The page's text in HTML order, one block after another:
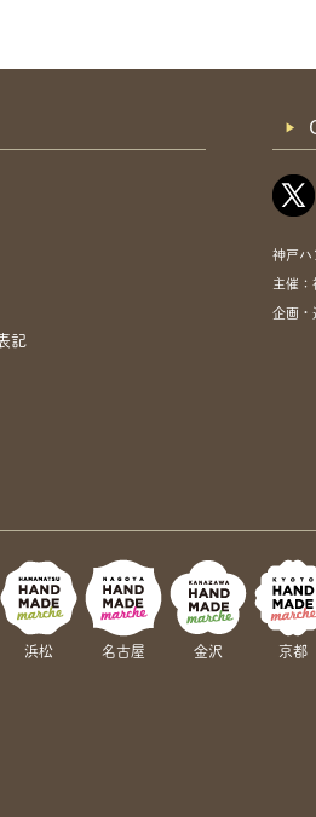
記
神戸ハ
主催：
企画・
浜松 名古屋 金沢 京都